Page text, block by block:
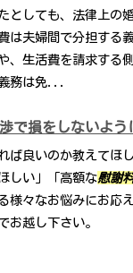
としても、法律上の
は夫婦間で分担する
、生活費を請求する
務は免...
で損をしないよう
ば良いのか教えてほ
しい」「高額な慰謝
様々なお悩みにお応
お越し下さい。